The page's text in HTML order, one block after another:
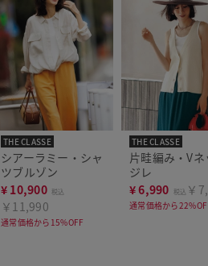
THE CLASSE
シアーラミー・シャ
ツブルゾン
¥ 10,900 税込
￥11,990
通常価格から15%OFF
THE CLASSE
片畦編み・V
ジレ
¥6,990 税込 ￥
通常価格から